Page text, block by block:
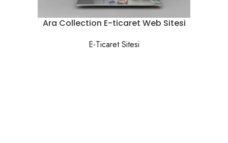
Ara Collection E-ticaret Web Sitesi
E-Ticaret Sitesi